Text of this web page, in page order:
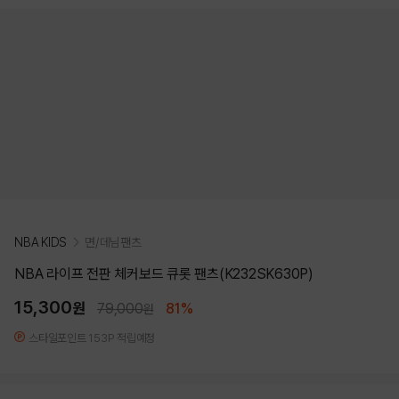
NBA KIDS 면/데님팬츠
NBA 라이프 전판 체커보드 큐롯 팬츠(K232SK630P)
15,300원 79,000원 81%
스타일포인트 153P 적립예정